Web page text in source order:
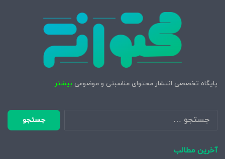
پایگاه تخصصی انتشار محتوای مناسبتی و موضوعی بیشتر
جستجو
برای:
آخرین مطالب